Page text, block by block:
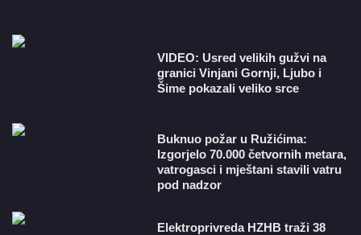
VIDEO: Usred velikih gužvi na
granici Vinjani Gornji, Ljubo i
Šime pokazali veliko srce
Buknuo požar u Ružićima:
Izgorjelo 70.000 četvornih metara,
vatrogasci i mještani stavili vatru
pod nadzor
​Elektroprivreda HZHB traži 38